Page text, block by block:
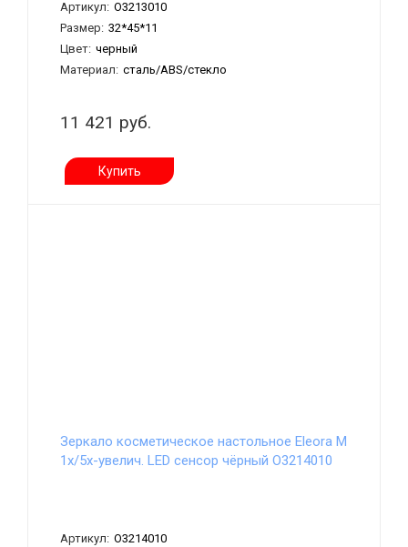
Артикул: О3213010
Размер: 32*45*11
Цвет: черный
Материал: сталь/ABS/стекло
11 421 руб.
Купить
Зеркало косметическое настольное Eleora M
1х/5х-увелич. LED сенсор чёрный О3214010
Артикул: О3214010